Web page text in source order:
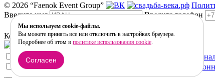
© 2026 “Faenok Event Group”
Мы используем cookie-файлы.
Вы можете принять все или отключить в настройках браузера.
Подробнее об этом в политике использования cookie.
Согласен
Введите имя Введите телефон
Комментарии
Обновить
«Я принимаю и даю согласие на обработку моих
Я даю
согласие на получение рекламной и